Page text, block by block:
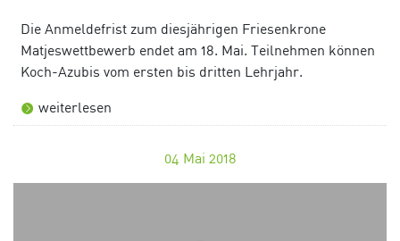
Die Anmeldefrist zum diesjährigen Friesenkrone
Matjeswettbewerb endet am 18. Mai. Teilnehmen können
Koch-Azubis vom ersten bis dritten Lehrjahr.
weiterlesen
04 Mai 2018